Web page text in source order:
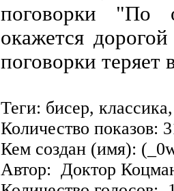
поговорки "По
окажется
поговорки теряет
Теги: бисер,
Количество показов:
Кем создан (имя):
Автор: Доктор